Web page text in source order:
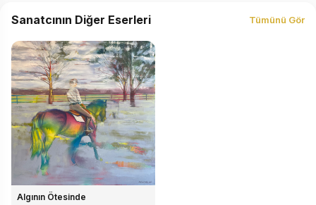
Sanatcının Diğer Eserleri Tümünü Gör
Algının Ötesinde